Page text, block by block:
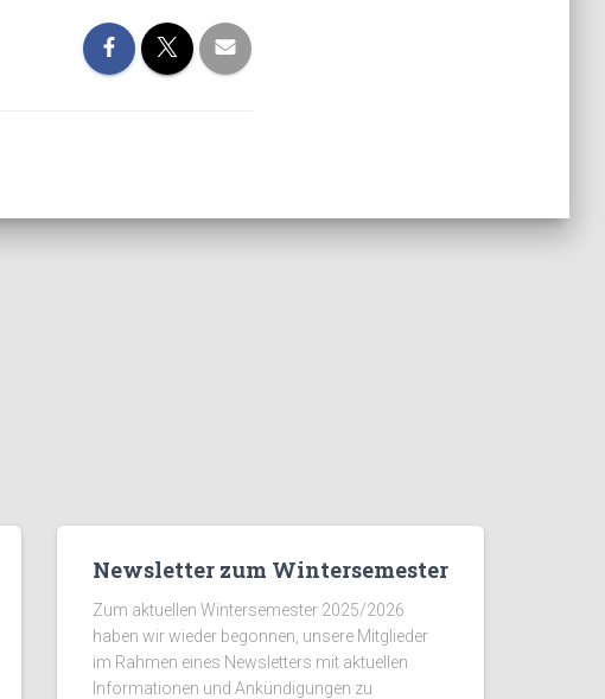
Newsletter zum Wintersemester
Zum aktuellen Wintersemester 2025/2026
haben wir wieder begonnen, unsere Mitglieder
im Rahmen eines Newsletters mit aktuellen
Informationen und Ankündigungen zu